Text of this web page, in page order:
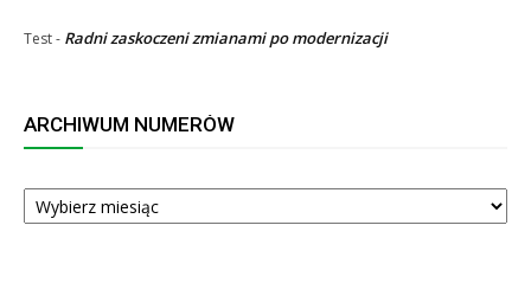
Test- Radni zaskoczeni zmianami po modernizacji
ARCHIWUM NUMERÓW
ARCHIWUM
NUMERÓW